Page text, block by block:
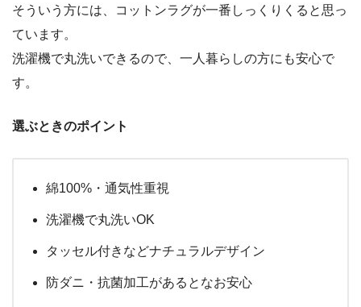
そういう方には、コットンラグが一番しっくりくると思っ
ています。
洗濯機で丸洗いできるので、一人暮らしの方にも安心で
す。
選ぶときのポイント
綿100%・通気性重視
洗濯機で丸洗いOK
タッセル付きなどナチュラルデザイン
防ダニ・抗菌加工があるとなお安心